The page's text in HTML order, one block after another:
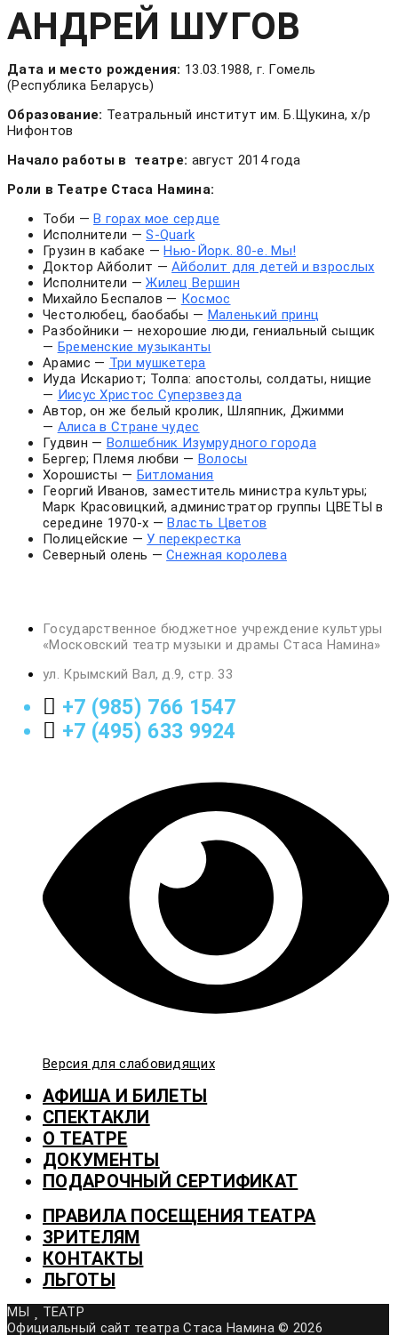
АНДРЕЙ ШУГОВ
Дата и место рождения: 13.03.1988, г. Гомель
(Республика Беларусь)
Образование: Театральный институт им. Б.Щукина, х/р
Нифонтов
Начало работы в театре: август 2014 года
Роли в Театре Стаса Намина:
Тоби —В горах мое сердце
Исполнители —S-Quark
Грузин в кабаке —Нью-Йорк. 80-е. Мы!
Доктор Айболит —Айболит для детей и взрослых
Исполнители —Жилец Вершин
Михайло Беспалов — Космос
Честолюбец, баобабы — Маленький принц
Разбойники — нехорошие люди, гениальный сыщик
— Бременские музыканты
Арамис — Три мушкетера
Иуда Искариот; Толпа: апостолы, солдаты, нищие
— Иисус Христос Суперзвезда
Автор, он же белый кролик, Шляпник, Джимми
— Алиса в Стране чудес
Гудвин — Волшебник Изумрудного города
Бергер; Племя любви — Волосы
Хорошисты — Битломания
Георгий Иванов, заместитель министра культуры;
Марк Красовицкий, администратор группы ЦВЕТЫ в
середине 1970-х —Власть Цветов
Полицейские —У перекрестка
Северный олень —Снежная королева
Государственное бюджетное учреждение культуры
«Московский театр музыки и драмы Стаса Намина»
ул. Крымский Вал, д.9, стр. 33
+7 (985) 766 1547
+7 (495) 633 9924
Версия для слабовидящих
АФИША И БИЛЕТЫ
СПЕКТАКЛИ
О ТЕАТРЕ
ДОКУМЕНТЫ
ПОДАРОЧНЫЙ СЕРТИФИКАТ
ПРАВИЛА ПОСЕЩЕНИЯ ТЕАТРА
ЗРИТЕЛЯМ
КОНТАКТЫ
ЛЬГОТЫ
МЫ
ТЕАТР
Официальный сайт театра Стаса Намина © 2026